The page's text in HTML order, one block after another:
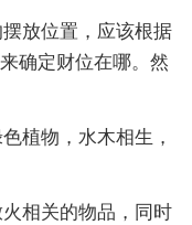
放位置，应该根据
确定财位在哪。然
植物，水木相生，
相关的物品，同时